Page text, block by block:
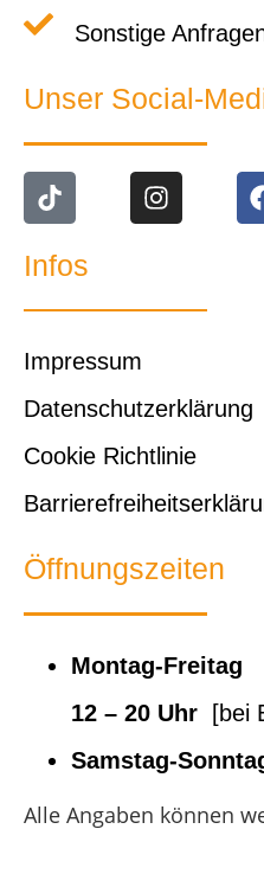
Sonstige
Unser Social-
Infos
Impressum
Datenschutzerklärung
Cookie Richtlinie
Öffnungszeiten
Montag-Freitag
12 – 20 Uhr [bei
Samstag-
Alle Angaben können